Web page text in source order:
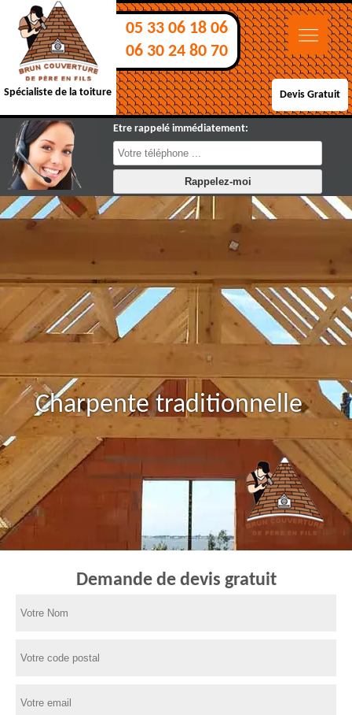
Spécialiste de la toiture
05 33 06 18 06
06 30 24 80 70
Devis Gratuit
Etre rappelé immédiatement:
Charpente traditionnelle
Demande de devis gratuit